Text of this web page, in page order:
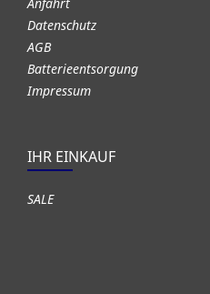
Datenschutz
AGB
Batterieentsorgung
Impressum
IHR EINKAUF
SALE